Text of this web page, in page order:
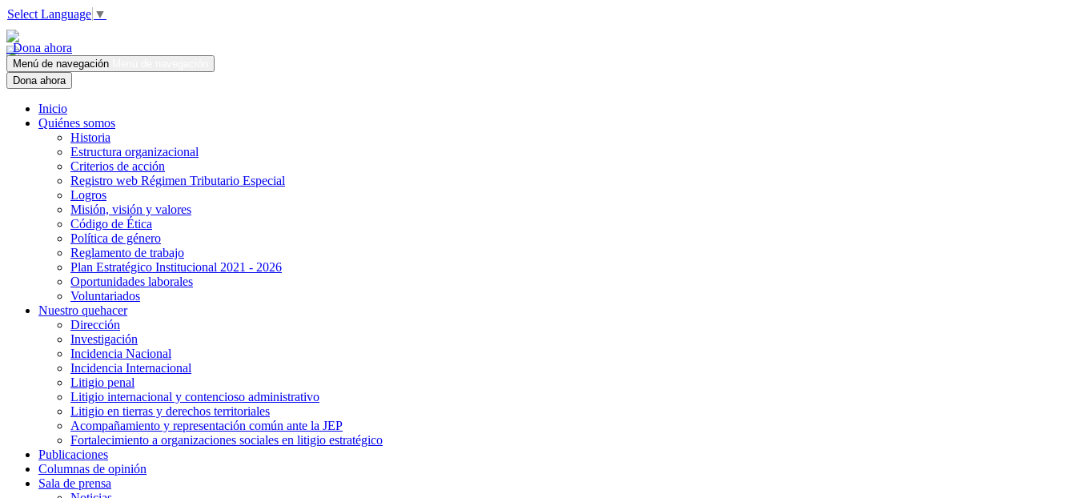
Select Language ▼
Dona ahora
Menú de navegación
Dona ahora
Inicio
Quiénes somos
Historia
Estructura organizacional
Criterios de acción
Registro web Régimen Tributario Especial
Logros
Misión, visión y valores
Código de Ética
Política de género
Reglamento de trabajo
Plan Estratégico Institucional 2021 - 2026
Oportunidades laborales
Voluntariados
Nuestro quehacer
Dirección
Investigación
Incidencia Nacional
Incidencia Internacional
Litigio penal
Litigio internacional y contencioso administrativo
Litigio en tierras y derechos territoriales
Acompañamiento y representación común ante la JEP
Fortalecimiento a organizaciones sociales en litigio estratégico
Publicaciones
Columnas de opinión
Sala de prensa